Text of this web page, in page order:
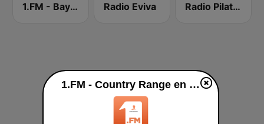
1.FM - Bay Smooth Jazz Radio Eviva Radio Pilatus
1.FM - Country Range en vivo